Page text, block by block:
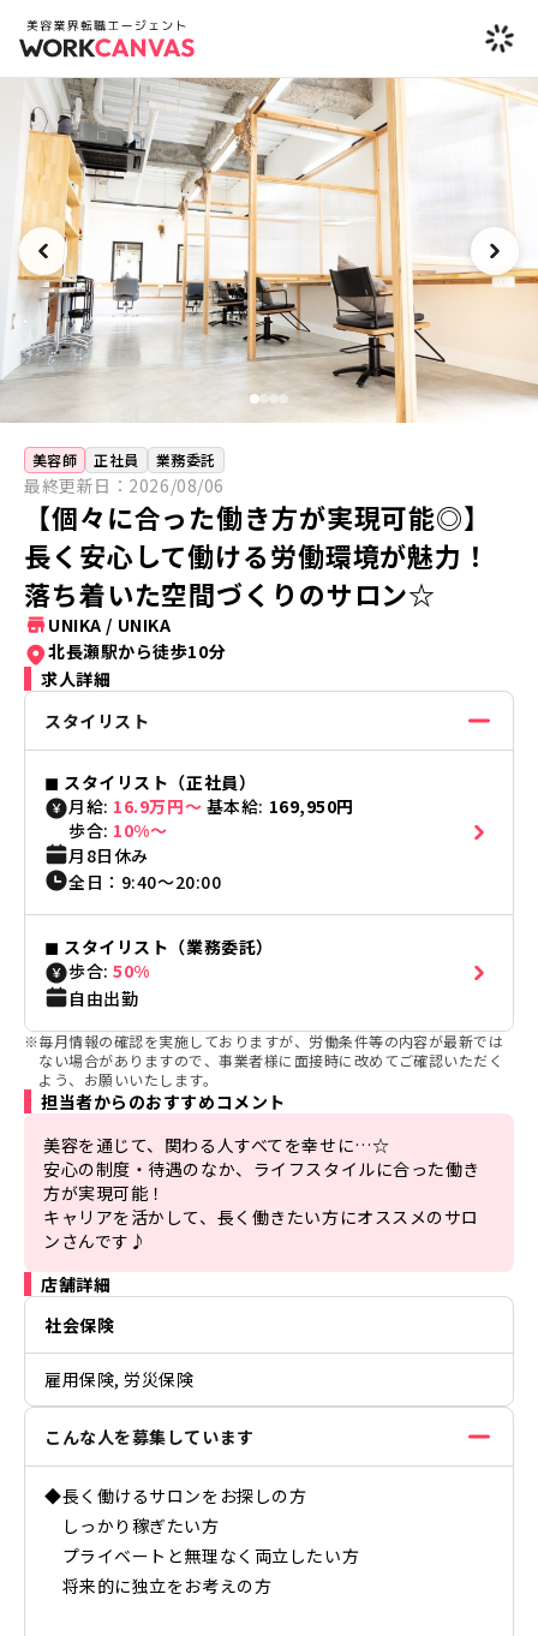
美容師 正社員 業務委託
最終更新日： 2026/08/06
【個々に合った働き方が実現可能◎】
長く安心して働ける労働環境が魅力！
落ち着いた空間づくりのサロン☆
UNIKA / UNIKA
北長瀬駅から徒歩10分
求人詳細
スタイリスト
◼︎ スタイリスト（正社員）
月給: 16.9万円〜 基本給: 169,950円
歩合: 10%〜
月8日休み
全日 ： 9:40〜20:00
◼︎ スタイリスト（業務委託）
歩合: 50%
自由出勤
※毎月情報の確認を実施しておりますが、労働条件等の内容が最新では
ない場合がありますので、事業者様に面接時に改めてご確認いただく
よう、お願いいたします。
担当者からのおすすめコメント
美容を通じて、関わる人すべてを幸せに…☆
安心の制度・待遇のなか、ライフスタイルに合った働き
方が実現可能！
キャリアを活かして、長く働きたい方にオススメのサロ
ンさんです♪
店舗詳細
社会保険
雇用保険, 労災保険
こんな人を募集しています
◆長く働けるサロンをお探しの方
しっかり稼ぎたい方
プライベートと無理なく両立したい方
将来的に独立をお考えの方